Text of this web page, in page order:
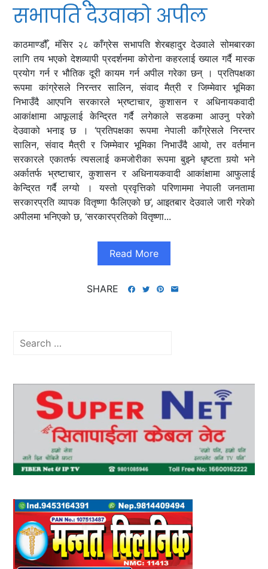
सभापति देउवाको अपील
काठमाण्डौँ, मंसिर २८ काँग्रेस सभापति शेरबहादुर देउवाले सोमबारका
लागि तय भएको देशव्यापी प्रदर्शनमा कोरोना कहरलाई ख्याल गर्दै मास्क
प्रयोग गर्न र भौतिक दूरी कायम गर्न अपील गरेका छन् । प्रतिपक्षका
रूपमा कांग्रेसले निरन्तर सालिन, संवाद मैत्री र जिम्मेवार भूमिका
निभाउँदै आएपनि सरकारले भ्रष्टाचार, कुशासन र अधिनायकवादी
आकांक्षामा आफूलाई केन्द्रित गर्दै लगेकाले सडकमा आउनु परेको
देउवाको भनाइ छ । ‘प्रतिपक्षका रूपमा नेपाली काँग्रेसले निरन्तर
सालिन, संवाद मैत्री र जिम्मेवार भूमिका निभाउँदै आयो, तर वर्तमान
सरकारले एकातर्फ त्यसलाई कमजोरीका रूपमा बुझ्ने धृष्टता गर्‍यो भने
अर्कातर्फ भ्रष्टाचार, कुशासन र अधिनायकवादी आकांक्षामा आफुलाई
केन्द्रित गर्दै लग्यो । यस्तो प्रवृत्तिको परिणाममा नेपाली जनतामा
सरकारप्रति व्यापक वितृष्णा फैलिएको छ’, आइतबार देउवाले जारी गरेको
अपीलमा भनिएको छ, ‘सरकारप्रतिको वितृष्णा...
Read More
SHARE
Search